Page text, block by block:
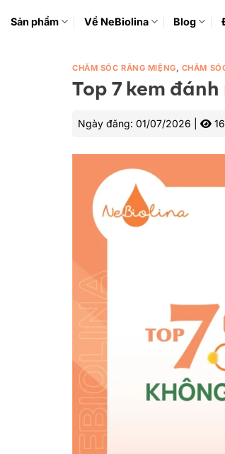
quaSản phẩm Về NeBiolina Blog
CHĂM SÓC RĂNG MIỆNG, CHĂM
Top 7 kem
Ngày đăng: 01/07/2026